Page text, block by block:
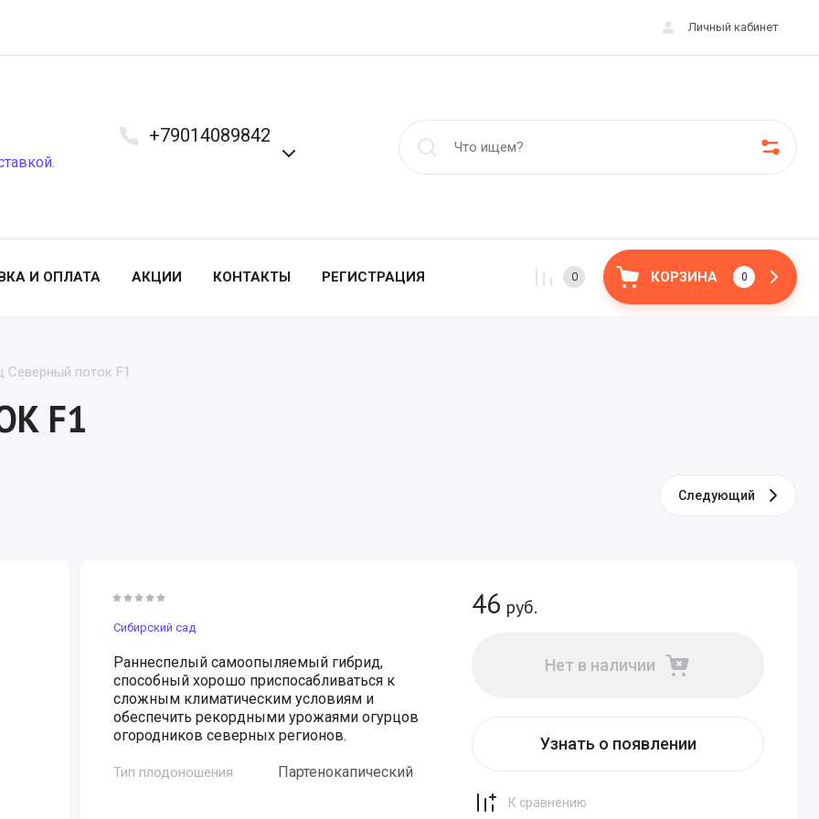
Личный кабинет
+79014089842
И ОПЛАТА АКЦИИ КОНТАКТЫ РЕГИСТРАЦИЯ 0 КОРЗИНА 0
Северный поток F1
F1
Следующий
Сибирский сад
Раннеспелый самоопыляемый гибрид,
способный хорошо приспосабливаться к
сложным климатическим условиям и
обеспечить рекордными урожаями огурцов
огородников северных регионов.
Тип плодоношения Партенокапический
46 руб.
Нет в наличии
Узнать о появлении
К сравнению